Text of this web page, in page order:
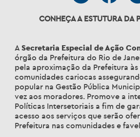
CONHEÇA A ESTUTURA DA
A Secretaria Especial de Ação
órgão da Prefeitura do Rio de
pela aproximação da Prefeitura às
comunidades cariocas
popular na Gestão Pública
vez aos moradores. Promove a
Políticas Intersetoriais a fim de
acesso aos serviços que serão
Prefeitura nas comunidades e